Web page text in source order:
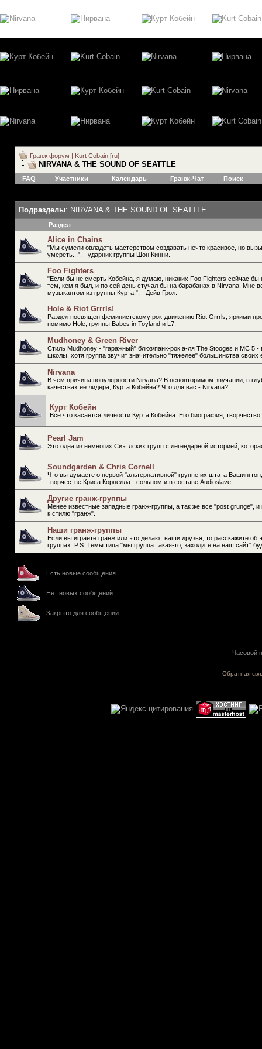
Гранж форум | Kurt Cobain [ru]
NIRVANA & THE SOUND OF SEATTLE
FAQ Участники Календарь Гранж-Чат Поиск
Подразделы: NIRVANA & THE SOUND OF SEATTLE
Раздел
Alice in Chains
"Мы сумели овладеть мастерством создавать нечто красивое, но
умереть...", - ударник группы Шон Кинни.
Foo Fighters
"Если бы не смерть Кобейна, я думаю, никаких Foo Fighters сейчас
тем, кем я был, и по сей день стучал бы на барабанах в Nirvana. Мне
музыкантом из группы Курта.", - Дейв Грол.
Hole & Riot Grrrls!
Раздел посвящен феминистскому рок-движению Riot Grrrls, яркими
помимо Hole, группы Babes in Toyland и L7.
Mudhoney & Green River
Стиль Mudhoney - "гаражный" блюз/панк-рок а-ля The Stooges и МС 5 -
школы, хотя группа звучит значительно "тяжелее" большинства
Nirvana
В чем причина популярности Nirvana? В неповторимом звучании, в
качествах ее лидера, Курта Кобейна? Что для вас - Nirvana?
Курт Кобейн
Все что касается личности Курта Кобейна. Его биография,
Pearl Jam
Это одна из немногих Сиэтлских групп с легендарной историей,
Soundgarden & Chris Cornell
Что вы думаете о первой "альтернативной" группе их штата
творчестве Криса Корнелла - сольном и в составе Audioslave.
Другие гранж-группы
Менее известные западные гранж-группы, а так же все "post grunge",
к стилю "гранж".
Наши гранж-группы
Если вы играете гранж или это делают ваши друзья, то расскажите
группах. P.S. Темы типа "мы группа такая-то, заходите на наш сайт"
Есть новые сообщения
Нет новых сообщений
Закрыто для сообщений
Часовой
Обратная